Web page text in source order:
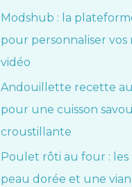
Modshub : la
pour personnaliser vos
vidéo
Andouillette recette
pour une cuisson
croustillante
Poulet rôti au four :
peau dorée et une